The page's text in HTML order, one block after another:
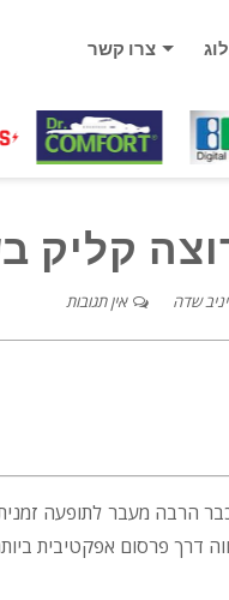
צרו קשר
קליק
יניב שדה אין תגובות
הרבה מעבר לתופעה
דרך פרסום אפקטיבית